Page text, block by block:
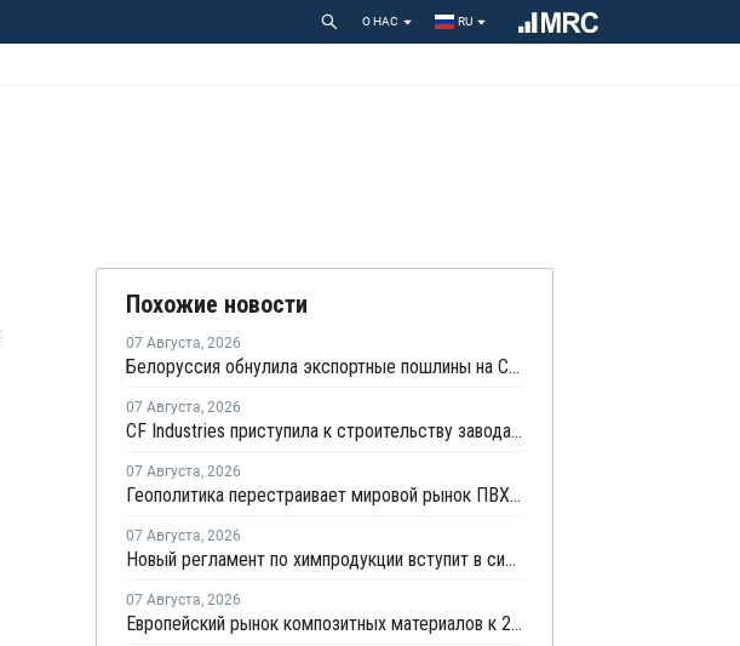
О НАС RU
Похожие новости
07 Августа, 2026
Белоруссия обнулила экспортные пошлины на СУГ
07 Августа, 2026
CF Industries приступила к строительству завода "чистого" аммиака за USD4 миллиарда
07 Августа, 2026
Геополитика перестраивает мировой рынок ПВХ — Китай лидирует в экспорте
07 Августа, 2026
Новый регламент по химпродукции вступит в силу в сентябре 2027 года
07 Августа, 2026
Европейский рынок композитных материалов к 2035 году вырастет до USD47,5 млрд